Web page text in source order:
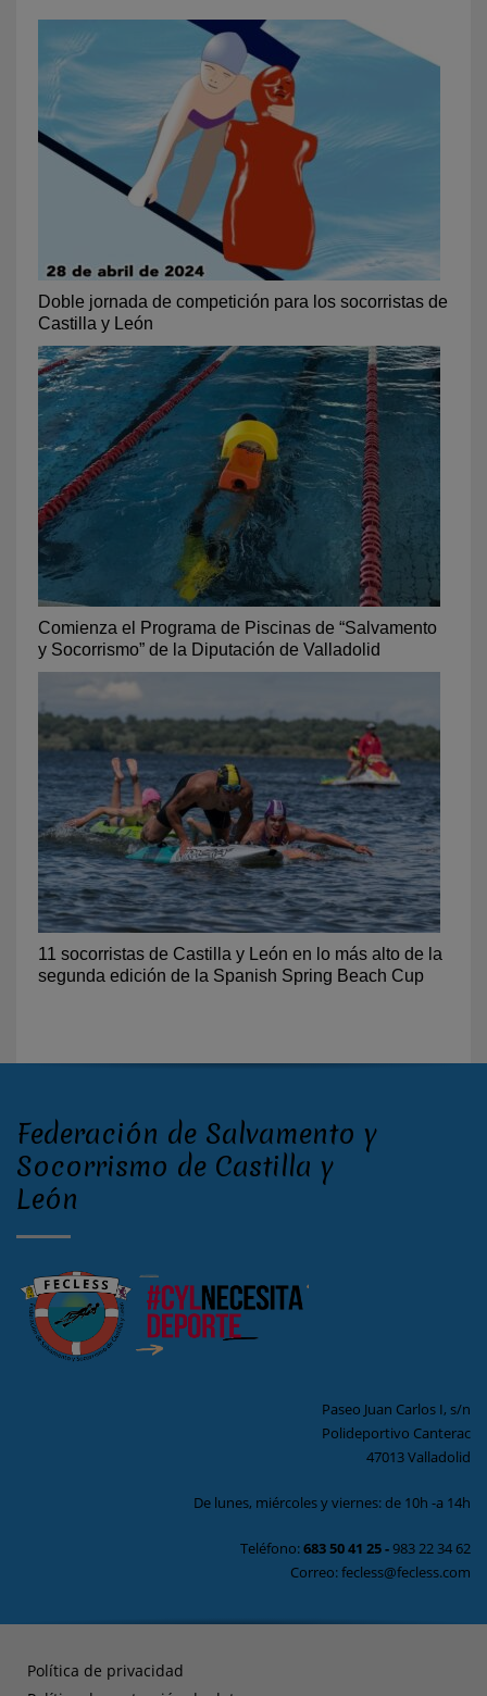
Doble jornada de competición para los socorristas de
Castilla y León
Comienza el Programa de Piscinas de “Salvamento
y Socorrismo” de la Diputación de Valladolid
11 socorristas de Castilla y León en lo más alto de la
segunda edición de la Spanish Spring Beach Cup
Federación de Salvamento y
Socorrismo de Castilla y
León
Paseo Juan Carlos I, s/n
Polideportivo Canterac
47013 Valladolid
De lunes, miércoles y viernes: de 10h -a 14h
Teléfono:683 50 41 25-983 22 34 62
Correo: fecless@fecless.com
Política de privacidad